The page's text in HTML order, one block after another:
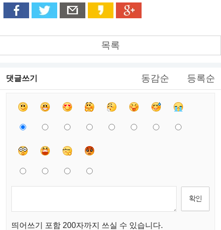
목록
댓글쓰기 동감순 등록순
띄어쓰기 포함 200자까지 쓰실 수 있습니다.